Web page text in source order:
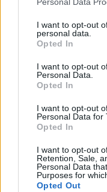
I want to opt-out
personal data.
Opted In
I want to opt-out
Personal Data.
Opted In
I want to opt-out
Personal Data for
Opted In
I want to opt-out
Retention, Sale,
Personal Data
Purposes for
Opted Out